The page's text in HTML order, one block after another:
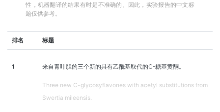
性，机器翻译的结果有时是不准确的。因此，实验报告的中文标
题仅供参考。
排名 标题
1 来自青叶胆的三个新的具有乙酰基取代的C-糖基黄酮。
Three new C-glycosyflavones with acetyl substitutions from
Swertia mileensis.